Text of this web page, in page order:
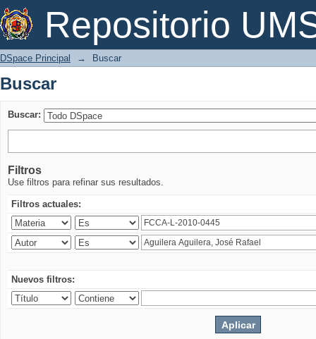
Repositorio
Buscar
DSpace Principal → Buscar
Buscar
Buscar:
Filtros
Use filtros para refinar sus resultados.
Filtros actuales:
Nuevos filtros: